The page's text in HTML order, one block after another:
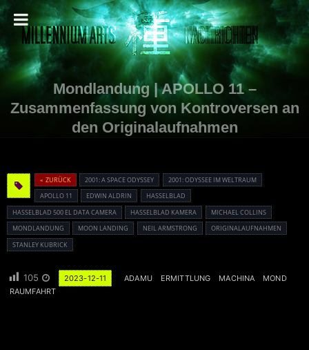
Mondlandung | APOLLO 11 –
Zusammenfassung von Kontroversen an
den Originalaufnahmen
« ZURÜCK 2001: A SPACE ODYSSEY
2001: ODYSSEE IM WELTRAUM
APOLLO 11
EDWIN ALDRIN
HASSELBLAD
HASSELBLAD 500 EL DATA CAMERA
HASSELBLAD KAMERA
MICHAEL COLLINS
MONDLANDUNG
MOON LANDING NEIL ARMSTRONG
ORIGINALAUFNAHMEN
STANLEY KUBRICK
105 2023-12-11 ADAMU ERMITTLUNG MACHINA
MOND
RAUMFAHRT